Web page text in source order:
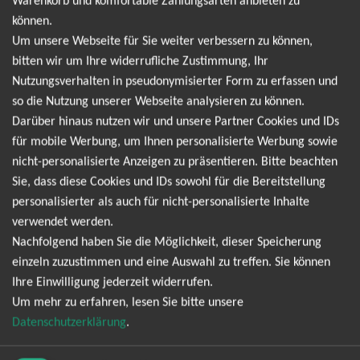
Oberhausen
Turbinenhalle
19:30 Uhr
Olsberg
Konzerthalle
12.12.2026
19:30 Uhr
Tickets
Halle (Saale)
Steintor-Variete Halle
18.12.2026
19:30 Uhr
Tickets
Wolfsburg
CongressPark Wolfsburg
19:30 Uhr
Fäaschtbänkler
Fäaschtbänkler verbinden traditionelle Blasinstrumente mit
können.
Um unsere Webseite für Sie weiter verbessern zu können,
bitten wir um Ihre widerrufliche Zustimmung, Ihr
Nutzungsverhalten in pseudonymisierter Form zu erfassen und
so die Nutzung unserer Webseite analysieren zu können.
Darüber hinaus nutzen wir und unsere Partner Cookies und IDs
für mobile Werbung, um Ihnen personalisierte Werbung sowie
nicht-personalisierte Anzeigen zu präsentieren. Bitte beachten
Sie, dass diese Cookies und IDs sowohl für die Bereitstellung
personalisierter als auch für nicht-personalisierte Inhalte
verwendet werden.
Nachfolgend haben Sie die Möglichkeit, dieser Speicherung
einzeln zuzustimmen und eine Auswahl zu treffen. Sie können
Ihre Einwilligung jederzeit widerrufen.
Um mehr zu erfahren, lesen Sie bitte unsere
Datenschutzerklärung.